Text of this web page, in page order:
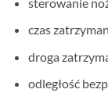
czas
droga
odległość